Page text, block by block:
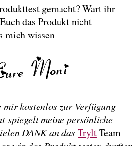
gemacht? Wart ihr
das Produkt nicht
mich wissen
mir kostenlos zur Verfügung
spiegelt meine persönliche
DANK an dasTryltTeam